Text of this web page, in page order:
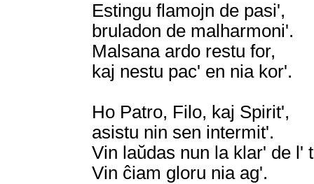
Estingu flamojn de pasi',
bruladon de malharmoni'.
Malsana ardo restu for,
kaj nestu pac' en nia kor'.
Ho Patro, Filo, kaj Spirit',
asistu nin sen intermit'.
Vin laŭdas nun la klar' de l'
Vin ĉiam gloru nia ag'.